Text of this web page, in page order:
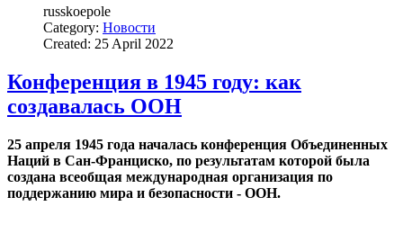
russkoepole
Category: Новости
Created: 25 April 2022
Конференция в 1945 году: как
создавалась ООН
25 апреля 1945 года началась конференция Объединенных
Наций в Сан-Франциско, по результатам которой была
создана всеобщая международная организация по
поддержанию мира и безопасности - ООН.